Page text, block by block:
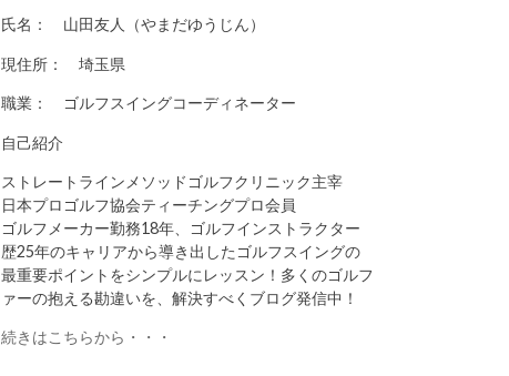
氏名： 山田友人（やまだゆうじん）
現住所： 埼玉県
職業： ゴルフスイングコーディネーター
自己紹介
ストレートラインメソッドゴルフクリニック主宰
日本プロゴルフ協会ティーチングプロ会員
ゴルフメーカー勤務18年、ゴルフインストラクター
歴25年のキャリアから導き出したゴルフスイングの
最重要ポイントをシンプルにレッスン！多くのゴルフ
ァーの抱える勘違いを、解決すべくブログ発信中！
続きはこちらから・・・